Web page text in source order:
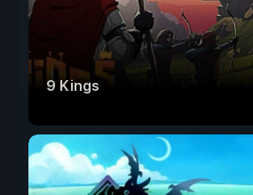
9 Kings